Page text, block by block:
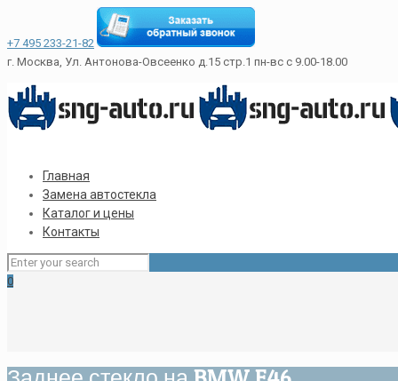
+7 495 233-21-82
г. Москва, Ул. Антонова-Овсеенко д.15 стр.1 пн-вс с 9.00-18.00
Главная
Замена автостекла
Каталог и цены
Контакты
0